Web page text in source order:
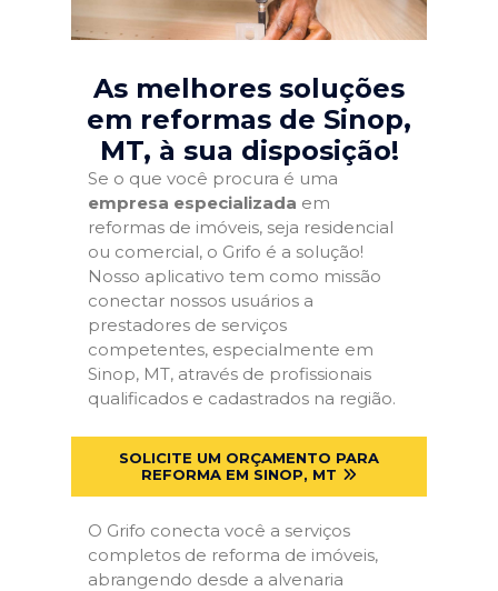
As melhores soluções
em reformas de Sinop,
MT, à sua disposição!
Se o que você procura é uma
empresa especializada em
reformas de imóveis, seja residencial
ou comercial, o Grifo é a solução!
Nosso aplicativo tem como missão
conectar nossos usuários a
prestadores de serviços
competentes, especialmente em
Sinop, MT, através de profissionais
qualificados e cadastrados na região.
SOLICITE UM ORÇAMENTO PARA
REFORMA EM SINOP, MT
O Grifo conecta você a serviços
completos de reforma de imóveis,
abrangendo desde a alvenaria